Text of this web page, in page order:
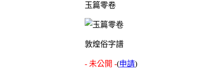
玉篇零卷
敦煌俗字譜
- 未公開 -(申請)